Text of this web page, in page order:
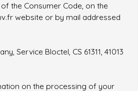
of the Consumer Code, on the
website or by mail addressed
Service Bloctel, CS 61311, 41013
on the processing of your